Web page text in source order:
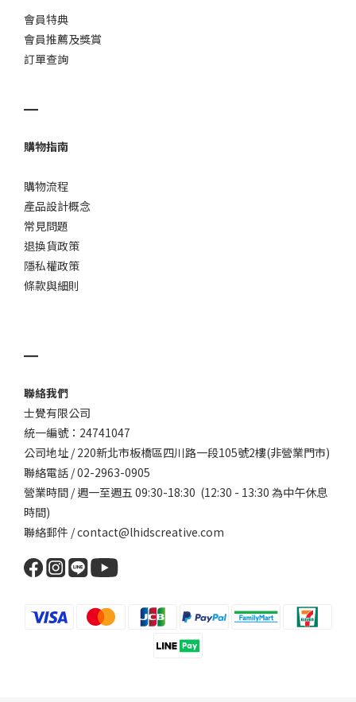
會員特典
會員推薦及獎賞
訂單查詢
購物指南
購物流程
產品設計概念
常見問題
退換貨政策
隱私權政策
條款與細則
聯絡我們
士覺有限公司
統一編號：24741047
公司地址 / 220新北市板橋區四川路一段105號2樓(非營業門市)
聯絡電話 / 02-2963-0905
營業時間 / 週一至週五 09:30-18:30 (12:30 - 13:30 為中午休息
時間)
聯絡郵件 / contact@lhidscreative.com